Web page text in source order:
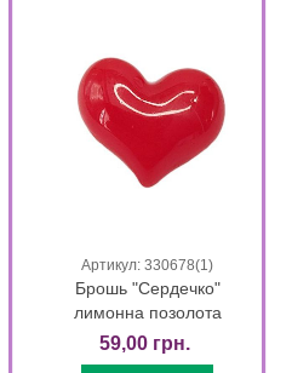
Артикул: 330678(1)
Брошь "Сердечко"
лимонна позолота
59,00 грн.